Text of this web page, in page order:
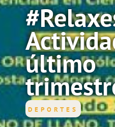
último
DEPORTES